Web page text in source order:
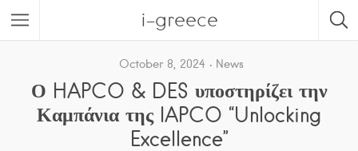
i-greece
October 8, 2024 News
Ο HAPCO & DES υποστηρίζει την
Καμπάνια της IAPCO “Unlocking
Excellence”